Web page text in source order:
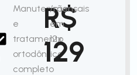
Manutenção
e
tratamento
ortodôntico
completo
R$
129
/mensais
em
12x